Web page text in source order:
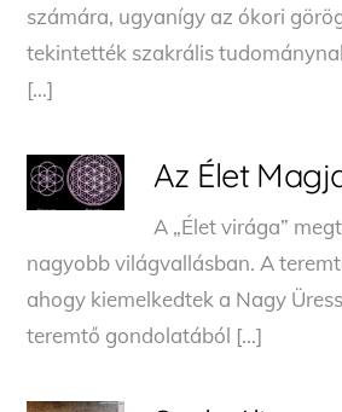
számára, ugyanígy az ókori
tekintették szakrális
[…]
Az Élet
A „Élet virága”
nagyobb világvallásban. A
ahogy kiemelkedtek a Nagy
teremtő gondolatából […]